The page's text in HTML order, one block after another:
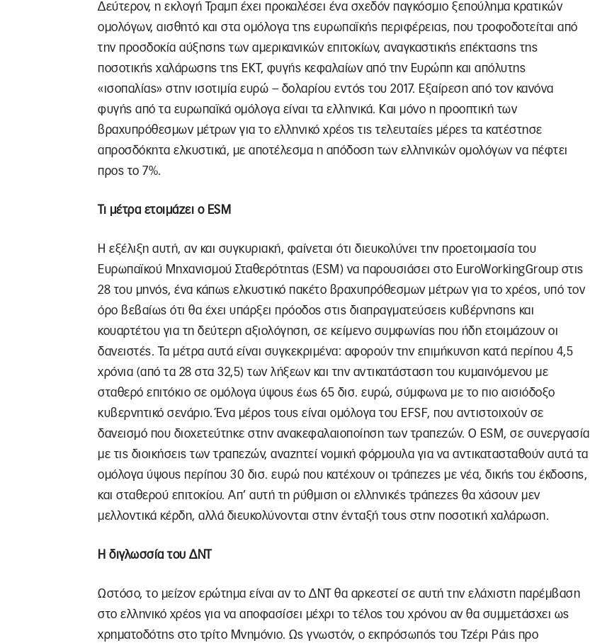
Δεύτερον, η εκλογή Τραμπ έχει προκαλέσει ένα σχεδόν παγκόσμιο ξεπούλημα κρατικών
ομολόγων, αισθητό και στα ομόλογα της ευρωπαϊκής περιφέρειας, που τροφοδοτείται από
την προσδοκία αύξησης των αμερικανικών επιτοκίων, αναγκαστικής επέκτασης της
ποσοτικής χαλάρωσης της ΕΚΤ, φυγής κεφαλαίων από την Ευρώπη και απόλυτης
«ισοπαλίας» στην ισοτιμία ευρώ – δολαρίου εντός του 2017. Εξαίρεση από τον κανόνα
φυγής από τα ευρωπαϊκά ομόλογα είναι τα ελληνικά. Και μόνο η προοπτική των
βραχυπρόθεσμων μέτρων για το ελληνικό χρέος τις τελευταίες μέρες τα κατέστησε
απροσδόκητα ελκυστικά, με αποτέλεσμα η απόδοση των ελληνικών ομολόγων να πέφτει
προς το 7%.
Τι μέτρα ετοιμάζει ο ESM
Η εξέλιξη αυτή, αν και συγκυριακή, φαίνεται ότι διευκολύνει την προετοιμασία του
Ευρωπαϊκού Μηχανισμού Σταθερότητας (ESM) να παρουσιάσει στο EuroWorkingGroup στις
28 του μηνός, ένα κάπως ελκυστικό πακέτο βραχυπρόθεσμων μέτρων για το χρέος, υπό τον
όρο βεβαίως ότι θα έχει υπάρξει πρόοδος στις διαπραγματεύσεις κυβέρνησης και
κουαρτέτου για τη δεύτερη αξιολόγηση, σε κείμενο συμφωνίας που ήδη ετοιμάζουν οι
δανειστές. Τα μέτρα αυτά είναι συγκεκριμένα: αφορούν την επιμήκυνση κατά περίπου 4,5
χρόνια (από τα 28 στα 32,5) των λήξεων και την αντικατάσταση του κυμαινόμενου με
σταθερό επιτόκιο σε ομόλογα ύψους έως 65 δισ. ευρώ, σύμφωνα με το πιο αισιόδοξο
κυβερνητικό σενάριο. Ένα μέρος τους είναι ομόλογα του EFSF, που αντιστοιχούν σε
δανεισμό που διοχετεύτηκε στην ανακεφαλαιοποίηση των τραπεζών. Ο ESM, σε συνεργασία
με τις διοικήσεις των τραπεζών, αναζητεί νομική φόρμουλα για να αντικατασταθούν αυτά τα
ομόλογα ύψους περίπου 30 δισ. ευρώ που κατέχουν οι τράπεζες με νέα, δικής του έκδοσης,
και σταθερού επιτοκίου. Απ’ αυτή τη ρύθμιση οι ελληνικές τράπεζες θα χάσουν μεν
μελλοντικά κέρδη, αλλά διευκολύνονται στην ένταξή τους στην ποσοτική χαλάρωση.
Η διγλωσσία του ΔΝΤ
Ωστόσο, το μείζον ερώτημα είναι αν το ΔΝΤ θα αρκεστεί σε αυτή την ελάχιστη παρέμβαση
στο ελληνικό χρέος για να αποφασίσει μέχρι το τέλος του χρόνου αν θα συμμετάσχει ως
χρηματοδότης στο τρίτο Μνημόνιο. Ως γνωστόν, ο εκπρόσωπός του Τζέρι Ράις προ